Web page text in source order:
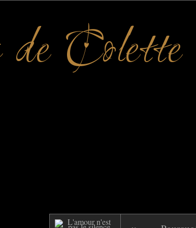
de Colette